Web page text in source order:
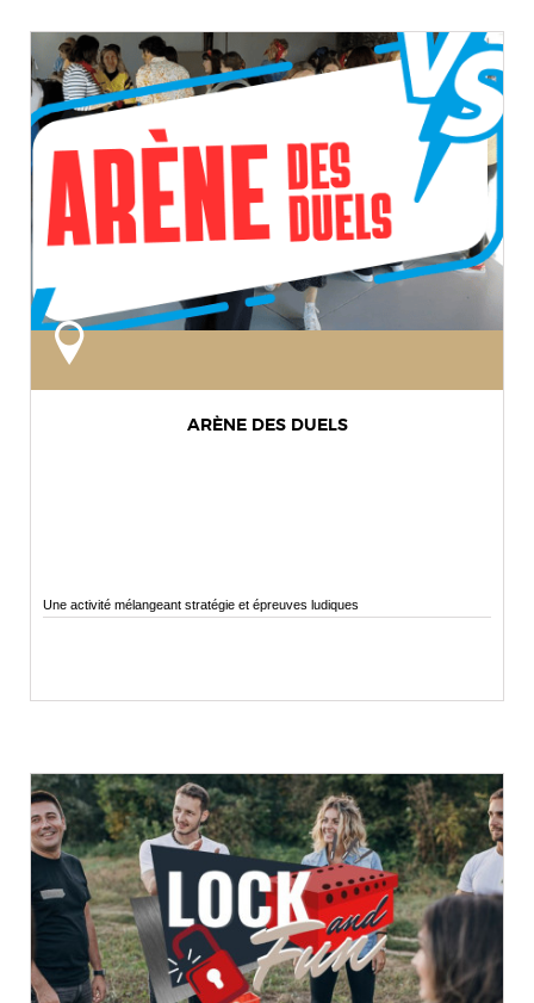
ARÈNE DES DUELS
Une activité mélangeant stratégie et épreuves ludiques